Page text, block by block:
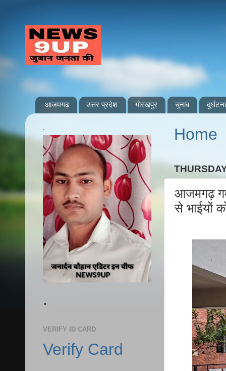
आजमगढ़ उत्तर प्रदेश गोरखपुर चुनाव दुर्घटना
Home
आजमगढ़
से भाईयों
.
.
VERIFY ID CARD
Verify Card